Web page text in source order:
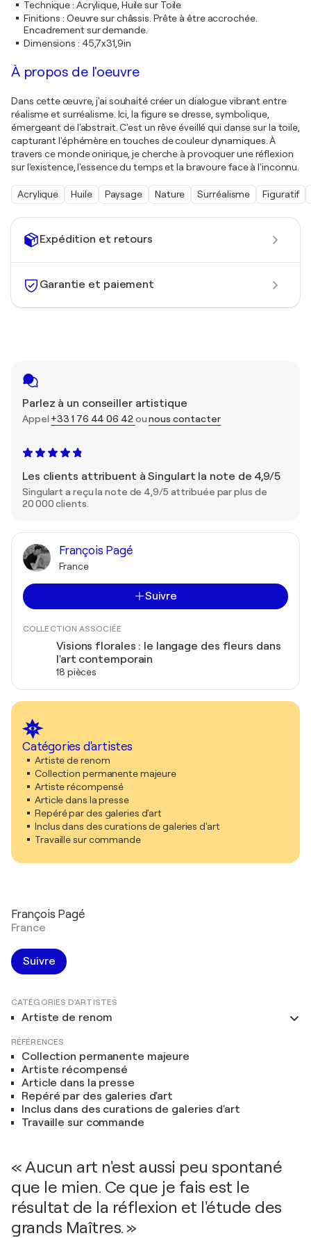
Expédition et retours
Garantie et paiement
Parlez à un conseiller artistique
Appel +33 1 76 44 06 42 ounous contacter
Les clients attribuent à Singulart la note de 4,9/5
Singulart a reçu la note de 4,9/5 attribuée par plus de
20 000 clients.
François Pagé
France
Suivre
COLLECTION ASSOCIÉE
Visions florales : le langage des fleurs dans
l'art contemporain
18 pièces
Catégories d'artistes
Artiste de renom
Collection permanente majeure
Artiste récompensé
Article dans la presse
Repéré par des galeries d'art
Inclus dans des curations de galeries d'art
Travaille sur commande
Technique: Acrylique, Huile sur Toile
Finitions : Oeuvre sur châssis. Prête à être accrochée.
Encadrement sur demande.
Dimensions : 45,7x31,9in
À propos de l'oeuvre
Dans cette œuvre, j'ai souhaité créer un dialogue vibrant entre
réalisme et surréalisme. Ici, la figure se dresse, symbolique,
émergeant de l'abstrait. C'est un rêve éveillé qui danse sur la toile,
capturant l'éphémère en touches de couleur dynamiques. À
travers ce monde onirique, je cherche à provoquer une réflexion
sur l'existence, l'essence du temps et la bravoure face à l'inconnu.
Acrylique Huile Paysage Nature Surréalisme Figuratif
François Pagé
France
Suivre
CATÉGORIES D'ARTISTES
Artiste de renom
RÉFÉRENCES
Collection permanente majeure
Artiste récompensé
Article dans la presse
Repéré par des galeries d'art
Inclus dans des curations de galeries d'art
Travaille sur commande
« Aucun art n'est aussi peu spontané
que le mien. Ce que je fais est le
résultat de la réflexion et l'étude des
grands Maîtres. »